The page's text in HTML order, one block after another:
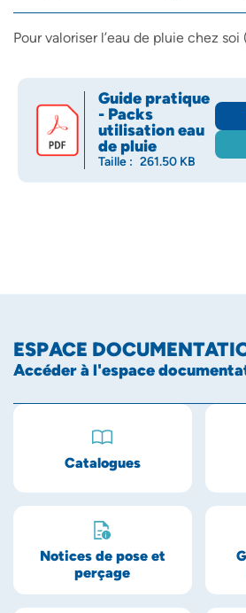
Pour valoriser l’eau de pluie chez
Guide pratique
- Packs
utilisation eau
de pluie
Taille : 261.50 KB
ESPACE
Accéder à l'espace
Catalogues
Notices de pose et
perçage